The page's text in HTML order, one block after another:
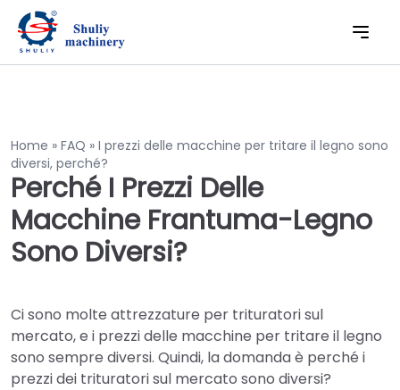
Home » FAQ » I prezzi delle macchine per tritare il legno sono
diversi, perché?
Perché I Prezzi Delle
Macchine Frantuma-Legno
Sono Diversi?
Ci sono molte attrezzature per trituratori sul
mercato, e i prezzi delle macchine per tritare il legno
sono sempre diversi. Quindi, la domanda è perché i
prezzi dei trituratori sul mercato sono diversi?